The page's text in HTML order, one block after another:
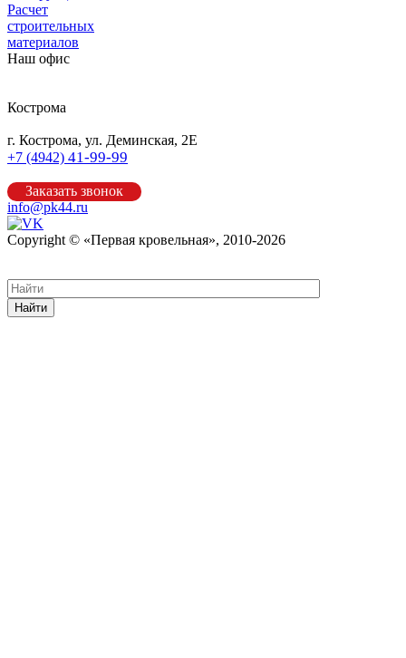
Расчет
строительных
материалов
Наш офис
Кострома
г. Кострома, ул. Деминская, 2Е
+7 (4942) 41-99-99
Заказать звонок
info@pk44.ru
Copyright © «Первая кровельная», 2010-2026
Найти